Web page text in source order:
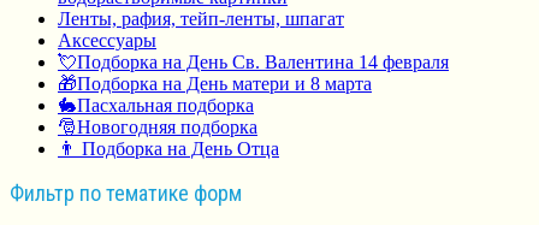
Ленты, рафия, тейп-ленты, шпагат
Аксессуары
💘Подборка на День Св. Валентина 14 февраля
🎁Подборка на День матери и 8 марта
🐇Пасхальная подборка
🎅Новогодняя подборка
👨 Подборка на День Отца
Фильтр по тематике форм